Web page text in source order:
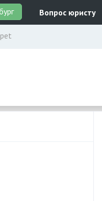
Вопрос юристу